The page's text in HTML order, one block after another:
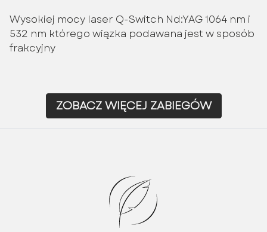
Wysokiej mocy laser Q-Switch Nd:YAG 1064 nm i
532 nm którego wiązka podawana jest w sposób
frakcyjny
ZOBACZ WIĘCEJ ZABIEGÓW